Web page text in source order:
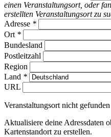
einen Veranstaltungsort, oder
erstellten Veranstaltungsort zu
Adresse *
Ort *
Bundesland
Postleitzahl
Region
Land *
URL
Veranstaltungsort nicht gefunden
Aktualisiere deine Adressdaten
Kartenstandort zu erstellen.